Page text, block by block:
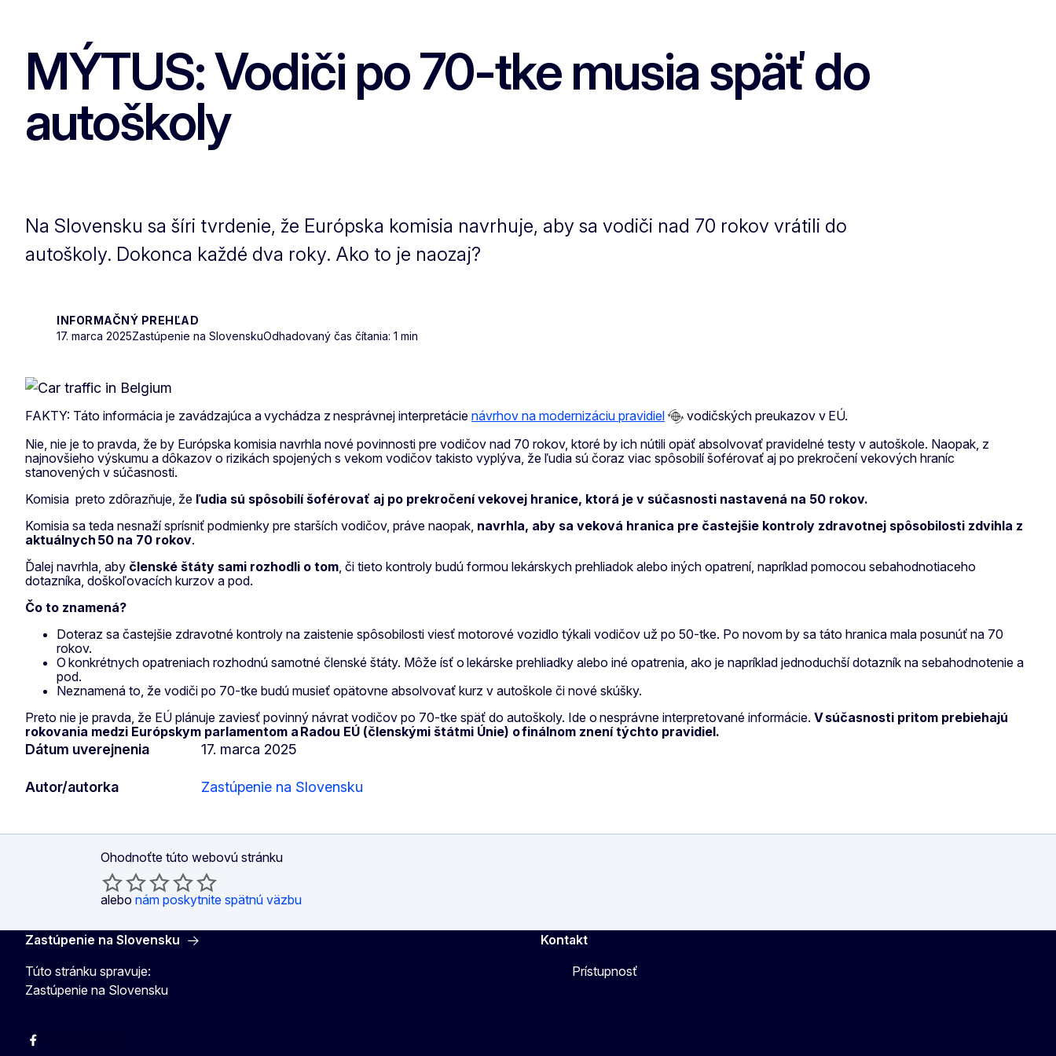
MÝTUS: Vodiči po 70-tke musia späť do
autoškoly
Na Slovensku sa šíri tvrdenie, že Európska komisia navrhuje, aby sa vodiči nad 70 rokov vrátili do
autoškoly. Dokonca každé dva roky. Ako to je naozaj?
INFORMAČNÝ PREHĽAD
17. marca 2025Zastúpenie na SlovenskuOdhadovaný čas čítania: 1 min
FAKTY: Táto informácia je zavádzajúca a vychádza z nesprávnej interpretácie návrhov na modernizáciu pravidiel
vodičských preukazov v EÚ.
Nie, nie je to pravda, že by Európska komisia navrhla nové povinnosti pre vodičov nad 70 rokov, ktoré by ich nútili opäť absolvovať pravidelné testy v autoškole. Naopak, z
najnovšieho výskumu a dôkazov o rizikách spojených s vekom vodičov takisto vyplýva, že ľudia sú čoraz viac spôsobilí šoférovať aj po prekročení vekových hraníc
stanovených v súčasnosti.
Komisia preto zdôrazňuje, že ľudia sú spôsobilí šoférovať aj po prekročení vekovej hranice, ktorá je v súčasnosti nastavená na 50 rokov.
Komisia sa teda nesnaží sprísniť podmienky pre starších vodičov, práve naopak, navrhla, aby sa veková hranica pre častejšie kontroly zdravotnej spôsobilosti zdvihla z
aktuálnych 50 na 70 rokov.
Ďalej navrhla, aby členské štáty sami rozhodli o tom, či tieto kontroly budú formou lekárskych prehliadok alebo iných opatrení, napríklad pomocou sebahodnotiaceho
dotazníka, doškoľovacích kurzov a pod.
Čo to znamená?
Doteraz sa častejšie zdravotné kontroly na zaistenie spôsobilosti viesť motorové vozidlo týkali vodičov už po 50-tke. Po novom by sa táto hranica mala posunúť na 70
rokov.
O konkrétnych opatreniach rozhodnú samotné členské štáty. Môže ísť o lekárske prehliadky alebo iné opatrenia, ako je napríklad jednoduchší dotazník na sebahodnotenie a
pod.
Neznamená to, že vodiči po 70-tke budú musieť opätovne absolvovať kurz v autoškole či nové skúšky.
Preto nie je pravda, že EÚ plánuje zaviesť povinný návrat vodičov po 70-tke späť do autoškoly. Ide o nesprávne interpretované informácie. V súčasnosti pritom prebiehajú
rokovania medzi Európskym parlamentom a Radou EÚ (členskými štátmi Únie) o finálnom znení týchto pravidiel.
Dátum uverejnenia 17. marca 2025
Autor/autorka Zastúpenie na Slovensku
Ohodnoťte túto webovú stránku
alebo nám poskytnite spätnú väzbu
Zastúpenie na Slovensku
Túto stránku spravuje:
Zastúpenie na Slovensku
Facebook
Kontakt
Prístupnosť